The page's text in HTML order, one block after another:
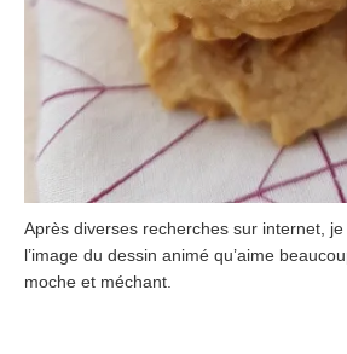
Après diverses recherches sur internet,
l’image du dessin animé qu’aime
moche et méchant